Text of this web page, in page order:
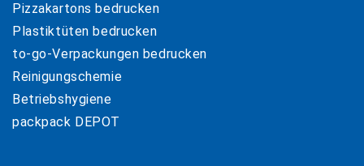
Pizzakartons bedrucken
Plastiktüten bedrucken
to-go-Verpackungen bedrucken
Reinigungschemie
Betriebshygiene
packpack DEPOT